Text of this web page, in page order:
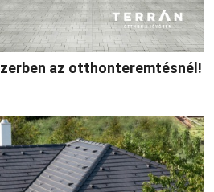
az otthonteremtésnél!